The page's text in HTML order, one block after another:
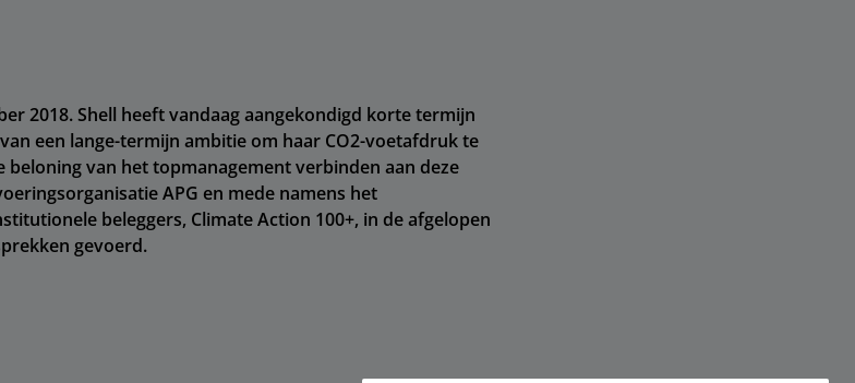
2018. Shell heeft vandaag aangekondigd korte termijn
een lange-termijn ambitie om haar CO2-voetafdruk te
van het topmanagement verbinden aan deze
APG en mede namens het
beleggers, Climate Action 100+, in de afgelopen
gevoerd.